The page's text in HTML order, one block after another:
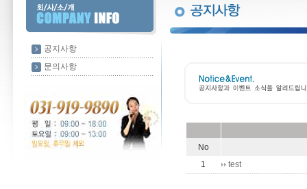
공지사항
문의사항
No
1
test